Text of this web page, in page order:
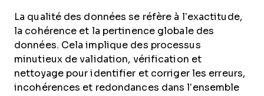
La qualité des données se réfère à l’exactitude,
la cohérence et la pertinence globale des
données. Cela implique des processus
minutieux de validation, vérification et
nettoyage pour identifier et corriger les erreurs,
incohérences et redondances dans l’ensemble